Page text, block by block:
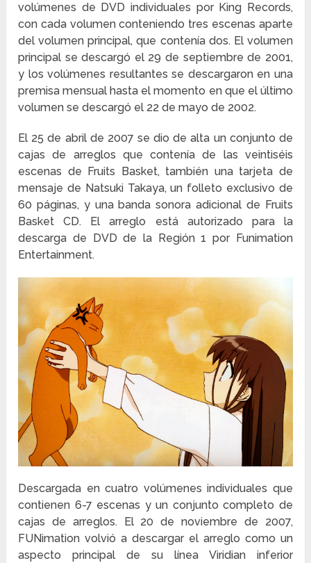
volúmenes de DVD individuales por King Records,
con cada volumen conteniendo tres escenas aparte
del volumen principal, que contenía dos. El volumen
principal se descargó el 29 de septiembre de 2001,
y los volúmenes resultantes se descargaron en una
premisa mensual hasta el momento en que el último
volumen se descargó el 22 de mayo de 2002.
El 25 de abril de 2007 se dio de alta un conjunto de
cajas de arreglos que contenía de las veintiséis
escenas de Fruits Basket, también una tarjeta de
mensaje de Natsuki Takaya, un folleto exclusivo de
60 páginas, y una banda sonora adicional de Fruits
Basket CD. El arreglo está autorizado para la
descarga de DVD de la Región 1 por Funimation
Entertainment.
Descargada en cuatro volúmenes individuales que
contienen 6-7 escenas y un conjunto completo de
cajas de arreglos. El 20 de noviembre de 2007,
FUNimation volvió a descargar el arreglo como un
aspecto principal de su línea Viridian inferior